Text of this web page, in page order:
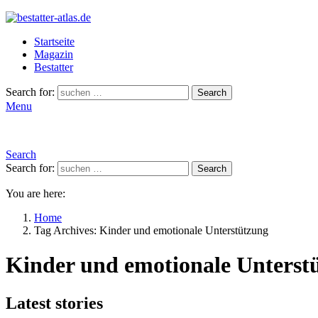
Startseite
Magazin
Bestatter
Search for: Search
Menu
Search
Search for:
Search
You are here:
Home
Tag Archives: Kinder und emotionale Unterstützung
Kinder und emotionale
Latest stories